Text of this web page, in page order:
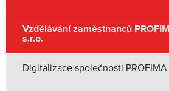
Vzdělávání zaměstnanců
s.r.o.
Digitalizace společnosti PROFIMA